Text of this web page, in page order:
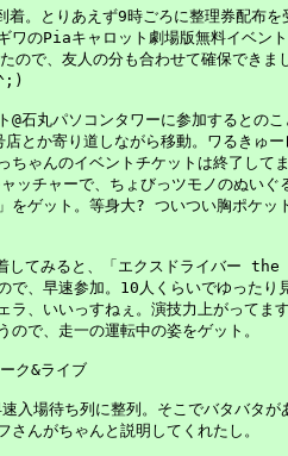
。とりあえず9時ごろに整理券配布を
ワのPiaキャロット劇場版無料イベン
ので、友人の分も合わせて確保できま
丸パソコンタワーに参加するとのこ
とか寄り道しながら移動。ワるきゅー
ゃんのイベントチケットは終了して
ッチャーで、ちょびっツモノのぬいぐ
をゲット。等身大? ついつい胸ポケッ
してみると、「エクスドライバー
で、早速参加。10人くらいでゆったり
、いいっすねぇ。演技力上がってま
で、走一の運転中の姿をゲット。
ク&ライブ
場待ち列に整列。そこでバタバタが
んがちゃんと説明してくれたし。